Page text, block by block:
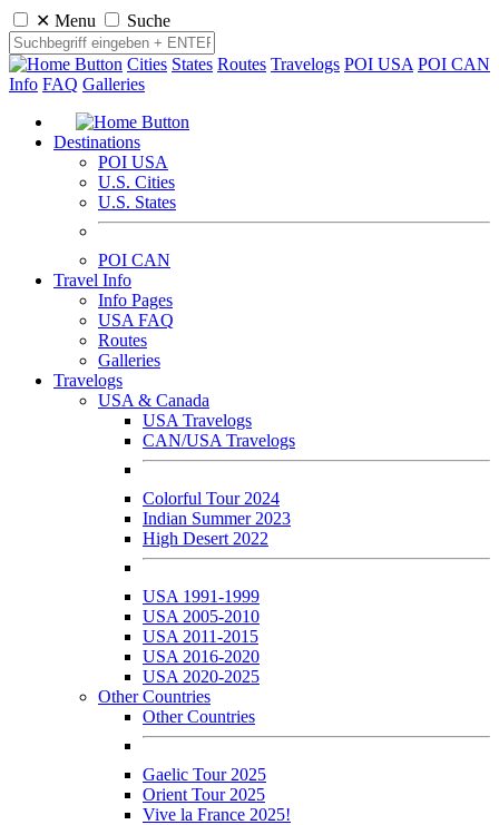
✕ Menu Suche
Cities States Routes Travelogs POI USA POI CAN
Info FAQ Galleries
Destinations
POI USA
U.S. Cities
U.S. States
POI CAN
Travel Info
Info Pages
USA FAQ
Routes
Galleries
Travelogs
USA & Canada
USA Travelogs
CAN/USA Travelogs
Colorful Tour 2024
Indian Summer 2023
High Desert 2022
USA 1991-1999
USA 2005-2010
USA 2011-2015
USA 2016-2020
USA 2020-2025
Other Countries
Other Countries
Gaelic Tour 2025
Orient Tour 2025
Vive la France 2025!